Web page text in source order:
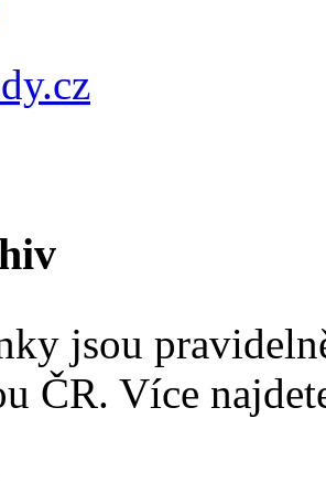
jsou
ČR. Více